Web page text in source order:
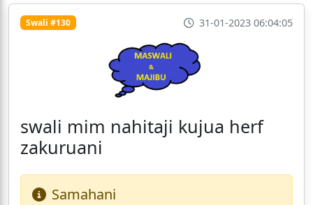
Swali #130 31-01-2023 06:04:05
swali mim nahitaji kujua herf
zakuruani
Samahani